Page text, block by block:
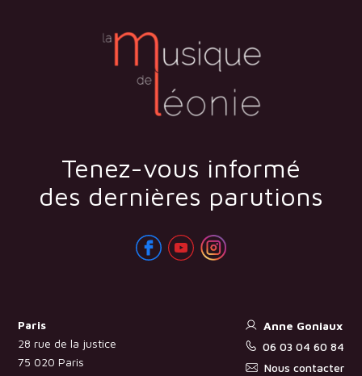
Tenez-vous informé
des dernières parutions
Paris
28 rue de la justice
75 020 Paris
Anne Goniaux
06 03 04 60 84
Nous contacter